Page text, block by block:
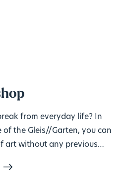
from everyday life? In
the Gleis//Garten, you can
art without any previous